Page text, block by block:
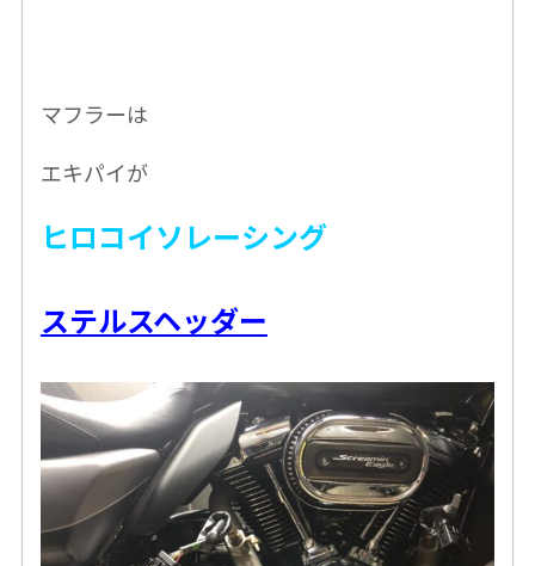
マフラーは
エキパイが
ヒロコイソレーシング
ステルスヘッダー